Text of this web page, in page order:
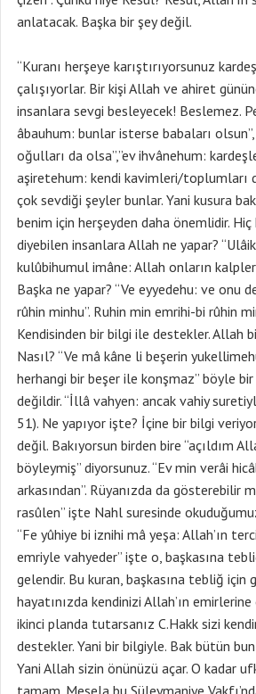
anlatacak. Başka bir şey değil.
“Kuranı herşeye karıştırıyorsunuz
çalışıyorlar. Bir kişi Allah ve ahiret
insanlara sevgi besleyecek! Beslemez.
âbauhum: bunlar isterse babaları
oğulları da olsa”,”ev ihvânehum:
aşiretehum: kendi kavimleri/toplumları
çok sevdiği şeyler bunlar. Yani kusura
benim için herşeyden daha önemlidir. Hiç
diyebilen insanlara Allah ne yapar?
kulûbihumul imâne: Allah onların
Başka ne yapar? “Ve eyyedehu: ve onu
rûhin minhu”. Ruhin min emrihi-bi rûhin
Kendisinden bir bilgi ile destekler. Allah
Nasıl? “Ve mâ kâne li beşerin
herhangi bir beşer ile konşmaz” böyle
değildir. “İllâ vahyen: ancak vahiy
51). Ne yapıyor işte? İçine bir bilgi
değil. Bakıyorsun birden bire “açıldım
böyleymiş” diyorsunuz. “Ev min verâi
arkasından”. Rüyanızda da gösterebilir
rasûlen” işte Nahl suresinde
“Fe yûhiye bi iznihi mâ yeşa: Allah’ın
emriyle vahyeder” işte o, başkasına
gelendir. Bu kuran, başkasına tebliğ için
hayatınızda kendinizi Allah’ın
ikinci planda tutarsanız C.Hakk sizi
destekler. Yani bir bilgiyle. Bak bütün
Yani Allah sizin önünüzü açar. O kadar
tamam. Mesela bu Süleymaniye